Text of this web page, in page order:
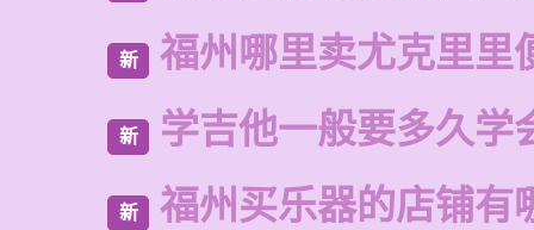
新 福州哪里卖尤克里里
新 学吉他一般要多久学
新 福州买乐器的店铺有